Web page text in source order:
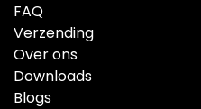
FAQ
Verzending
Over ons
Downloads
Blogs